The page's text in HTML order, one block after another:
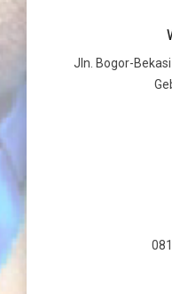
Jln. Bogor-